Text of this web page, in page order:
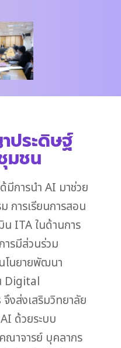
ประดิษฐ์
มชน
การนำ AI มาช่วย
การเรียนการสอน
ITA ในด้านการ
ารมีส่วนร่วม
โนยายพัฒนา
Digital
ส่งเสริมวิทยาลัย
ด้วยระบบ
ณาจารย์ บุคลากร